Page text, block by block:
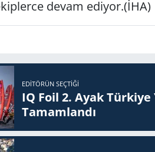
devam ediyor.(İHA)
EDITÖRÜN SEÇTIĞI
IQ Foil 2. Ayak Tür­ki­ye
Ta­mam­lan­dı